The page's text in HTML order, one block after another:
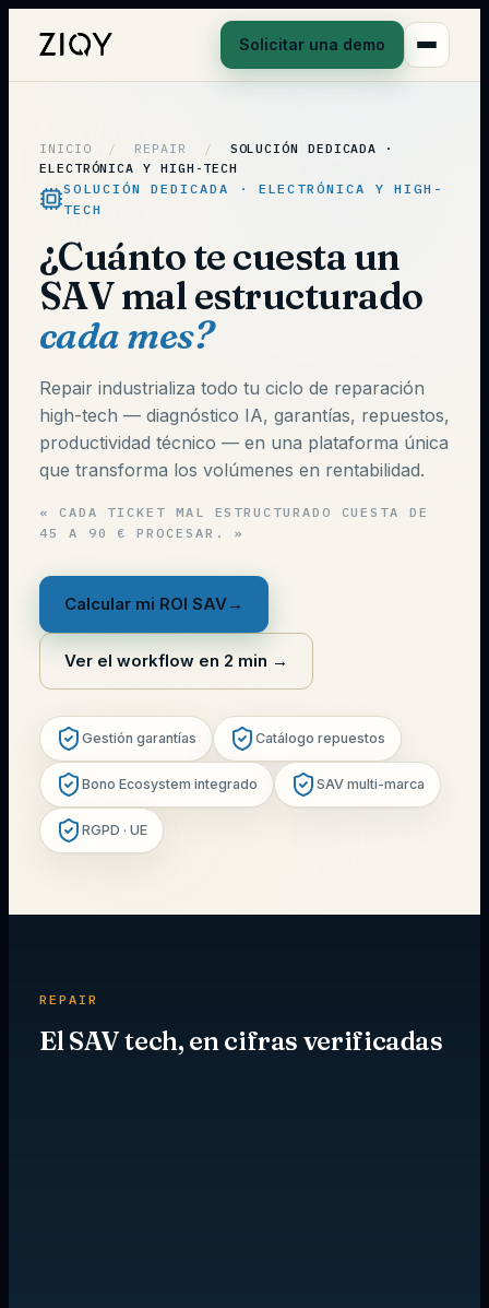
Solicitar una demo
INICIO / REPAIR /
SOLUCIÓN DEDICADA ·
ELECTRÓNICA Y HIGH-TECH
SOLUCIÓN DEDICADA · ELECTRÓNICA Y HIGH-
TECH
¿Cuánto te cuesta un
SAV mal estructurado
cada mes?
Repair industrializa todo tu ciclo de reparación
high-tech — diagnóstico IA, garantías, repuestos,
productividad técnico — en una plataforma única
que transforma los volúmenes en rentabilidad.
« CADA TICKET MAL ESTRUCTURADO CUESTA DE
45 A 90 € PROCESAR.
»
Calcular mi ROI SAV→
Ver el workflow en 2 min →
Gestión garantías Catálogo repuestos
Bono Ecosystem integrado SAV multi-marca
RGPD · UE
REPAIR
El SAV tech, en cifras verificadas